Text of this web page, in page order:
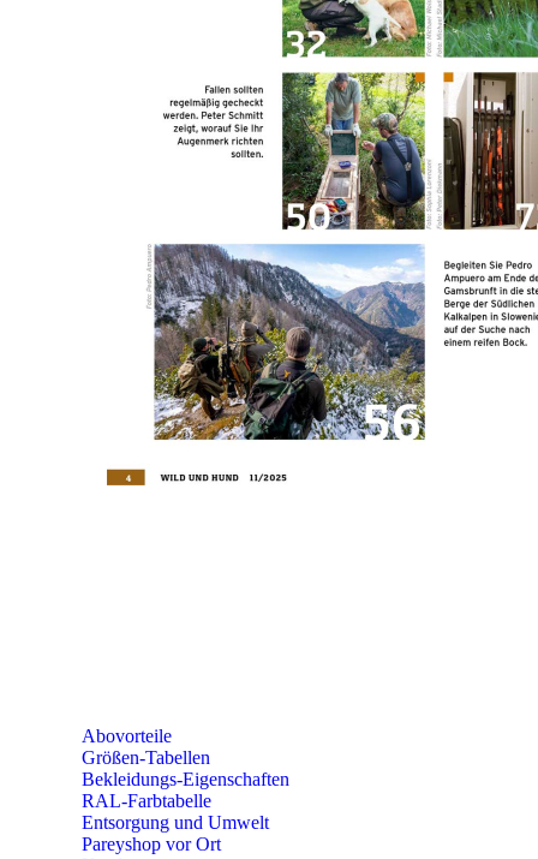
Details zur Produktsicherheit Im Rahmen der EU-Verordnung sind
wir verpflichtet, Informationen über den verantwortlichen
Wirtschaftsakteur bereitzustellen. Dieser ist für die Einhaltung der
EU-Vorschriften zu unseren Produkten verantwortlich.
Verantwortlicher Wirtschaftsakteur gemäß EU-Verordnung:
Paul Parey Zeitschriftenverlag GmbH Erich-Kästner-Str. 2 56379
Singhofen DEUTSCHLAND kundencenter@paulparey.de
PAREYSHOP – Der Onlineshop fürJagen&
Telefon: +49 (0) 2604 / 978 888
kundencenter@paulparey.de
Mo – Fr 9:00 – 15:00 Uhr
Abovorteile
Größen-Tabellen
Bekleidungs-Eigenschaften
RAL-Farbtabelle
Entsorgung und Umwelt
Pareyshop vor Ort